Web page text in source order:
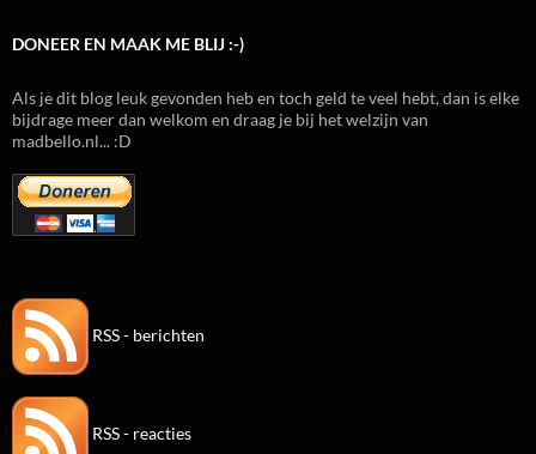
DONEER EN MAAK ME BLIJ :-)
Als je dit blog leuk gevonden heb en toch geld te veel hebt, dan is elke
bijdrage meer dan welkom en draag je bij het welzijn van
madbello.nl... :D
RSS - berichten
RSS - reacties